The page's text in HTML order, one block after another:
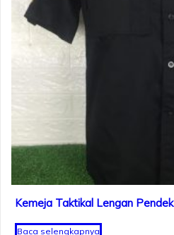
Kemeja Taktikal Lengan Pendek
Baca selengkapnya